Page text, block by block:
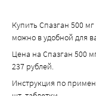
трансплантация
Механизм
печени не совсем
на его
Пациентов
Купить Спазган 500
можно в удобной для
Цена на Спазган 500
237 рублей.
Инструкция по